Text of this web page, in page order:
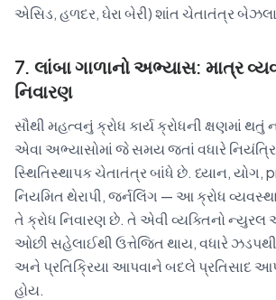
એસિડ, હળદર, ઘેરા બેરી) શાંત ચેતાતંત્ર
7. લાંબા ગાળાનો અભ્યાસ: માત્ર
નિવારણ
સૌથી મહત્વનું ક્રોધ કાર્ય ક્રોધની ક્ષણમાં
એવા અભ્યાસોમાં જે સમય જતાં વધારે
સ્થિતિસ્થાપક ચેતાતંત્ર બાંધે છે. ધ્યાન, યોગ,
નિયમિત થેરાપી, જર્નલિંગ — આ ક્રોધ
તે ક્રોધ નિવારણ છે. તે એવી વ્યક્તિનો
ઓછી સહેલાઈથી ઉત્તેજિત થાય, વધારે ઝડપથી
અને પ્રતિક્રિયા આપવાને બદલે પ્રતિસાદ
હોય.